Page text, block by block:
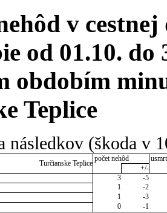
v cestnej
od 01.10. do
obdobím
Teplice
následkov (škoda v
Turčianske Teplice
počet nehôd
+/-
3
-5
1
-2
1
-3
0 -1